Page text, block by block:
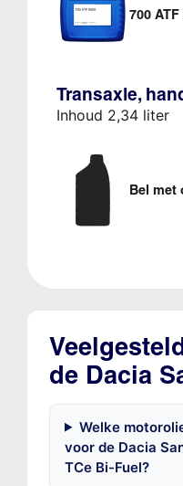
700 ATF
Transaxle,
Inhoud 2,34 liter
Bel met
de Dacia
Welke
voor de Dacia
TCe Bi-Fuel?